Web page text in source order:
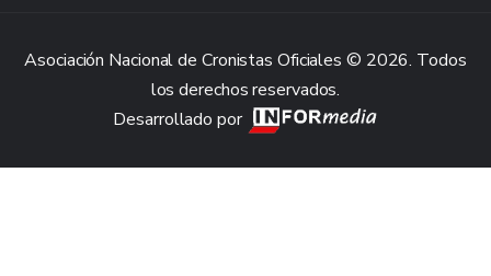
Asociación Nacional de Cronistas Oficiales © 2026. Todos
los derechos reservados.
Desarrollado por